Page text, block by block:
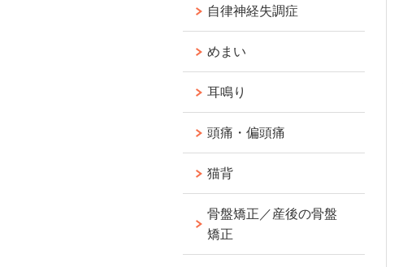
自律神経失調症
めまい
耳鳴り
頭痛・偏頭痛
猫背
骨盤矯正／産後の骨盤
矯正